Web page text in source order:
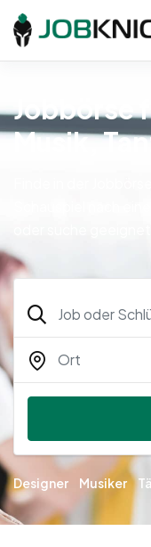
Jobbörse
Musik,
Finde in der
Schauspiel nach
oder suche
Designer Musiker